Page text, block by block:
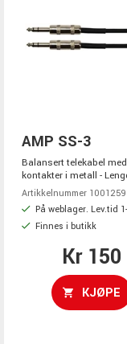
AMP SS-3
Balansert telekabel med
kontakter i metall -
Artikkelnummer 1001259
På weblager. Lev.tid
Finnes i butikk
Kr 150
KJØPE